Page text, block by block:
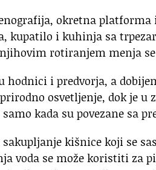
okretna platforma
kupatilo i kuhinja sa
rotiranjem menja se
hodnici i predvorja, a
osvetljenje, dok je u
kada su povezane sa
kišnice koji se
voda se može koristiti za